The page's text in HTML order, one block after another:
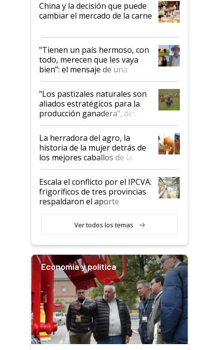
China y la decisión que puede
cambiar el mercado de la carne
"Tienen un país hermoso, con
todo, merecen que les vaya
bien": el mensaje de una
ganadera uruguaya sobre las
oportunidades que se abren
para el agro en Argentina, con
foco en la carne
"Los pastizales naturales son
aliados estratégicos para la
producción ganadera", destaca
la iniciativa que ya reúne a 46
establecimientos en Argentina
La herradora del agro, la
historia de la mujer detrás de
los mejores caballos de la
Argentina y los mitos que
todavía hacen sufrir a estos
animales: "Mientras me
descalificaban, yo seguí
haciendo currículum"
Escala el conflicto por el IPCVA:
frigoríficos de tres provincias
respaldaron el aporte
Ver todos los temas
Economía y política